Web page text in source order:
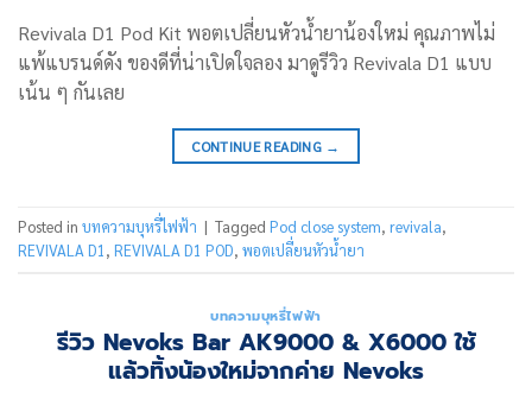
Revivala D1 Pod Kit พอตเปลี่ยนหัวน้ำยาน้องใหม่ คุณภาพไม่
แพ้แบรนด์ดัง ของดีที่น่าเปิดใจลอง มาดูรีวิว Revivala D1 แบบ
เน้น ๆ กันเลย
CONTINUE READING →
Posted in บทความบุหรี่ไฟฟ้า | Tagged Pod close system, revivala,
REVIVALA D1 , REVIVALA D1 POD, พอตเปลี่ยนหัวน้ำยา
บทความบุหรี่ไฟฟ้า
รีวิว Nevoks Bar AK9000 & X6000 ใช้
แล้วทิ้งน้องใหม่จากค่าย Nevoks